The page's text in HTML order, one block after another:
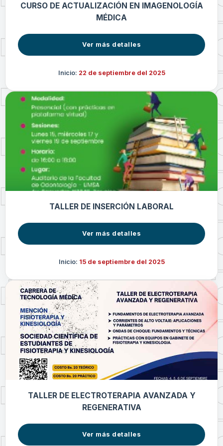
CURSO DE ACTUALIZACIÓN EN IMAGENOLOGÍA
MÉDICA
Ver más detalles
Inicio: 22 de septiembre del 2025
TALLER DE INSERCIÓN LABORAL
Ver más detalles
Inicio: 15 de septiembre del 2025
TALLER DE ELECTROTERAPIA AVANZADA Y
REGENERATIVA
Ver más detalles